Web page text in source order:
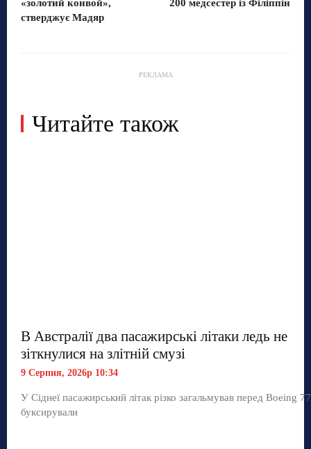
«золотий конвой»,
стверджує Мадяр
200 медсестер із Філіппін
РЕКЛАМА
Читайте також
В Австралії два пасажирські літаки ледь не
зіткнулися на злітній смузі
9 Серпня, 2026р 10:34
У Сіднеї пасажирський літак різко загальмував перед Boeing
буксирували